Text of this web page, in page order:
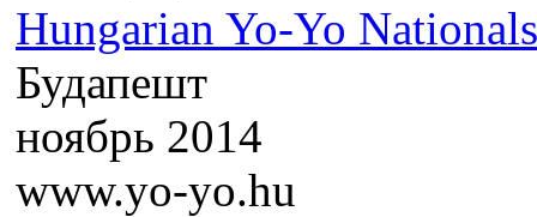
Hungarian Yo-Yo Nationals
Будапешт
ноябрь 2014
www.yo-yo.hu